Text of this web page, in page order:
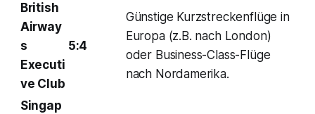
British
Airway
s
Executi
ve Club
5:4
Günstige Kurzstreckenflüge in
Europa (z.B. nach London)
oder Business-Class-Flüge
nach Nordamerika.
Singap